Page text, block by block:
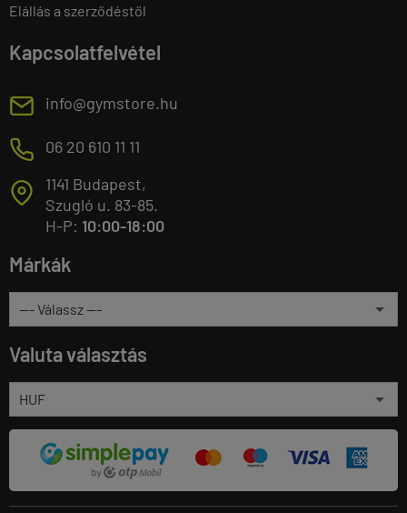
Elállás a szerződéstől
Kapcsolatfelvétel
E info@gymstore.hu
M 06 20 610 11 11
T
1141 Budapest,
Szugló u. 83-85.
H-P: 10:00-18:00
Márkák
Valuta választás